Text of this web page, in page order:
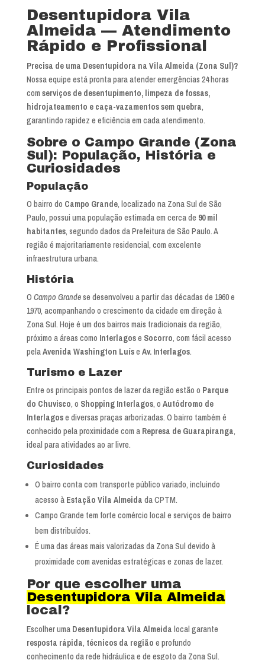
Desentupidora Vila
Almeida — Atendimento
Rápido e Profissional
Precisa de uma Desentupidora na Vila Almeida (Zona Sul)?
Nossa equipe está pronta para atender emergências 24 horas
com serviços de desentupimento, limpeza de fossas,
hidrojateamento e caça-vazamentos sem quebra,
garantindo rapidez e eficiência em cada atendimento.
Sobre o Campo Grande (Zona
Sul): População, História e
Curiosidades
População
O bairro do Campo Grande, localizado na Zona Sul de São
Paulo, possui uma população estimada em cerca de 90 mil
habitantes, segundo dados da Prefeitura de São Paulo. A
região é majoritariamente residencial, com excelente
infraestrutura urbana.
História
O Campo Grandese desenvolveu a partir das décadas de 1960 e
1970, acompanhando o crescimento da cidade em direção à
Zona Sul. Hoje é um dos bairros mais tradicionais da região,
próximo a áreas como Interlagose Socorro, com fácil acesso
pelaAvenida Washington Luíse Av. Interlagos.
Turismo e Lazer
Entre os principais pontos de lazer da região estão o Parque
do Chuvisco, o Shopping Interlagos, o Autódromo de
Interlagose diversas praças arborizadas. O bairro também é
conhecido pela proximidade com a Represa de Guarapiranga,
ideal para atividades ao ar livre.
Curiosidades
O bairro conta com transporte público variado, incluindo
acesso à Estação Vila Almeida da CPTM.
Campo Grande tem forte comércio local e serviços de bairro
bem distribuídos.
É uma das áreas mais valorizadas da Zona Sul devido à
proximidade com avenidas estratégicas e zonas de lazer.
Por que escolher uma
Desentupidora Vila Almeida
local?
Escolher uma Desentupidora Vila Almeida local garante
resposta rápida, técnicos da região e profundo
conhecimento da rede hidráulica e de esgoto da Zona Sul.